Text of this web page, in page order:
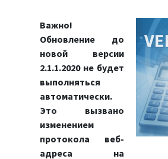
Важно!
Обновление до
новой версии
2.1.1.2020 не будет
выполняться
автоматически.
Это вызвано
изменением
протокола веб-
адреса на